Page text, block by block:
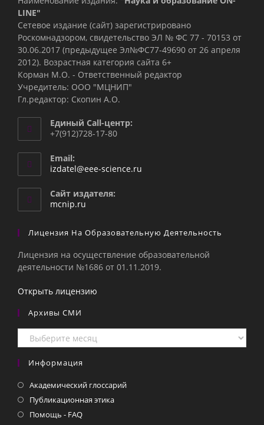
LINE"
Сетевое издание (сайт) зарегистрировано
Роскомнадзором, свидетельство ЭЛ № ФС 77 - 70153 от
30.06.2017 (предыдущее Эл№ФC77-49690 от 26 апреля
2012). Возрастная категория сайта 6+
Корман М.О. - Ответственный редактор
Учредитель: ООО "МЦНИП"
Гл.редактор: Скопин А.О.
Единый Call-центр:
+7(912)728-17-80
Email:
izdatel@eee-science.ru
Сайт издателя:
mcnip.ru
Лицензия На Образовательную Деятельность
Лицензия на осуществление образовательной
деятельности №1686 от 01.11.2019.
Открыть лицензию
Архивы СМИ
Архивы
СМИ
Информация
Академический глоссарий
Публикационная этика
Помощь - FAQ